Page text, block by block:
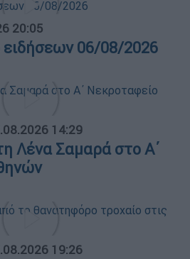
20:05
ειδήσεων 06/08/2026
14:29
Λένα Σαμαρά στο Α΄
19:26